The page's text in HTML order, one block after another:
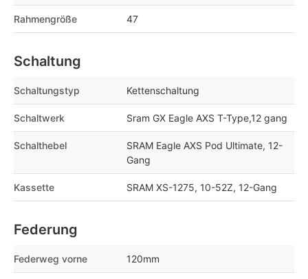
Rahmengröße 47
Schaltung
Schaltungstyp Kettenschaltung
Schaltwerk Sram GX Eagle AXS T-Type,12 gang
Schalthebel
SRAM Eagle AXS Pod Ultimate, 12-
Gang
Kassette SRAM XS-1275, 10-52Z, 12-Gang
Federung
Federweg vorne 120mm